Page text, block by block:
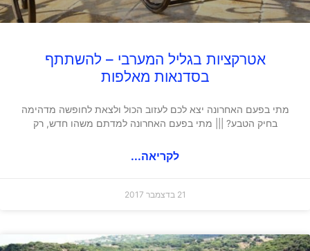
אטרקציות בגליל המערבי – להשתתף
בסדנאות מאלפות
מתי בפעם האחרונה יצא לכם לעזוב הכול ולצאת לחופשה מדהימה
בחיק הטבע? ||| מתי בפעם האחרונה למדתם משהו חדש, רק
לקריאה...
21 בדצמבר 2017